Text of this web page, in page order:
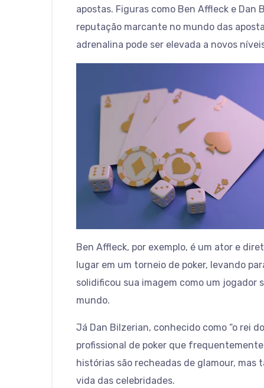
apostas. Figuras como Ben Affleck e Dan
reputação marcante no mundo das
adrenalina pode ser elevada a novos
Ben Affleck, por exemplo, é um ator e
lugar em um torneio de poker, levando
solidificou sua imagem como um
mundo.
Já Dan Bilzerian, conhecido como “o rei
profissional de poker que
histórias são recheadas de glamour,
vida das celebridades.